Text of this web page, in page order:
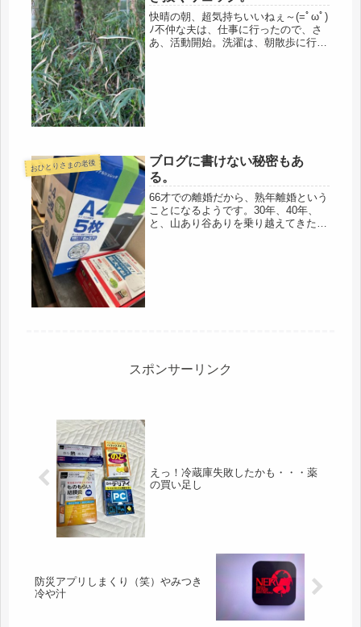
昼...
快晴の朝、超気持ちいいねぇ～(=ﾟωﾟ)
ﾉ不仲な夫は、仕事に行ったので、さ
あ、活動開始。洗濯は、朝散歩に行っ
おひとりさまの老後
ブログに書けない秘密もあ
る。
66才での離婚だから、熟年離婚という
ことになるようです。30年、40年、
と、山あり谷ありを乗り越えてきた夫
スポンサーリンク
えっ！冷蔵庫失敗したかも・・・薬
の買い足し
防災アプリしまくり（笑）やみつき
冷や汁